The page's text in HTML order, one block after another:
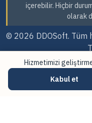
içerebilir. Hiçbir
olarak
© 2026 DDOSoft. Tüm
Hizmetimizi
Kabul et